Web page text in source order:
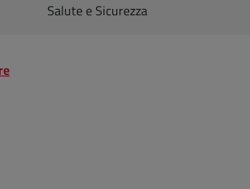
Salute e Sicurezza